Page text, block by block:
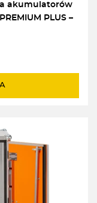
akumulatorów
PLUS –